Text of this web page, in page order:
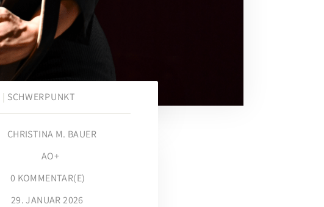
| SCHWERPUNKT
CHRISTINA M. BAUER
AO+
0 KOMMENTAR(E)
29. JANUAR 2026